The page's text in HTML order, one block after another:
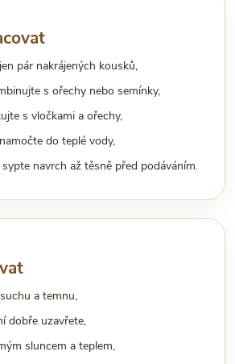
pár nakrájených kousků,
s ořechy nebo semínky,
s vločkami a ořechy,
do teplé vody,
navrch až těsně před podáváním.
a temnu,
dobře uzavřete,
sluncem a teplem,